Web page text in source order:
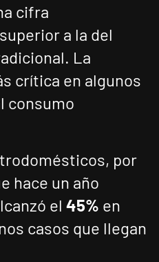
cifra
a la del
La
crítica en algunos
consumo
por
hace un año
el 45% en
casos que llegan